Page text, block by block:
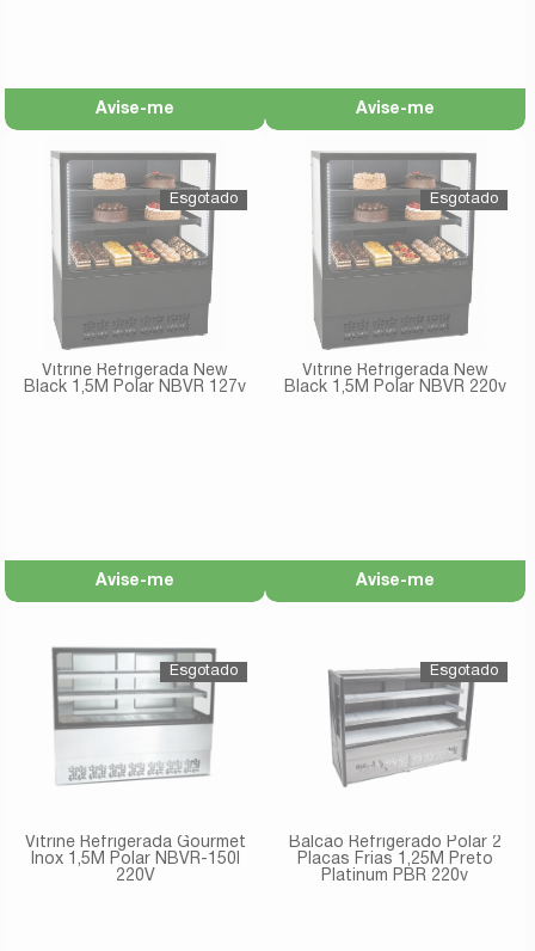
Avise-me Avise-me
Vitrine Refrigerada New
Black 1,5M Polar NBVR 127v
Avise-me
Vitrine Refrigerada New
Black 1,5M Polar NBVR 220v
Avise-me
Vitrine Refrigerada Gourmet
Inox 1,5M Polar NBVR-150I
220V
Balcão Refrigerado Polar 2
Placas Frias 1,25M Preto
Platinum PBR 220v